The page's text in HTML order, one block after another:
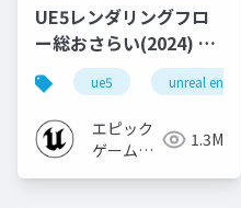
UE5レンダリングフロ
ー総おさらい(2024) 基
礎編！
[CEDEC+KYUSHU
2024]
ue5 unreal engine
エピック
ゲームズ
1.3M